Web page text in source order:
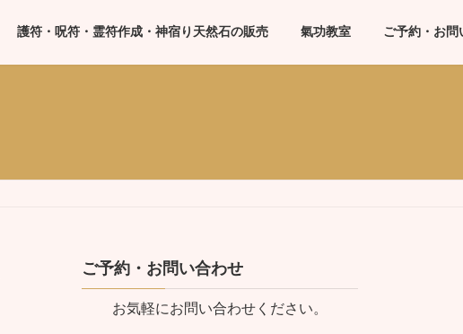
護符・呪符・霊符作成・神宿り天然石の販売 氣功教室 ご予約・お問
ご予約・お問い合わせ
お気軽にお問い合わせください。